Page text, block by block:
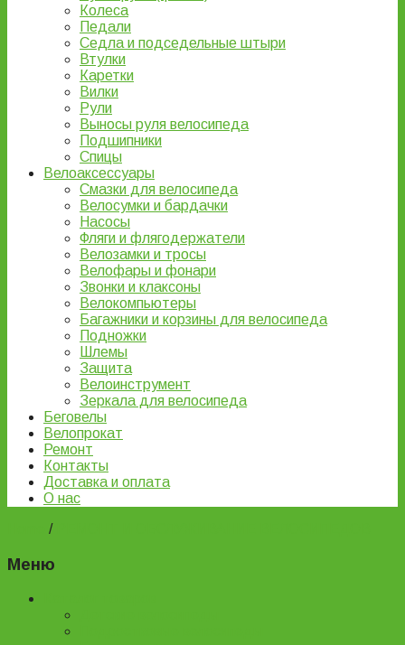
Колеса
Педали
Седла и подседельные штыри
Втулки
Каретки
Вилки
Рули
Выносы руля велосипеда
Подшипники
Спицы
Велоаксессуары
Смазки для велосипеда
Велосумки и бардачки
Насосы
Фляги и флягодержатели
Велозамки и тросы
Велофары и фонари
Звонки и клаксоны
Велокомпьютеры
Багажники и корзины для велосипеда
Подножки
Шлемы
Защита
Велоинструмент
Зеркала для велосипеда
Беговелы
Велопрокат
Ремонт
Контакты
Доставка и оплата
О нас
/
Меню